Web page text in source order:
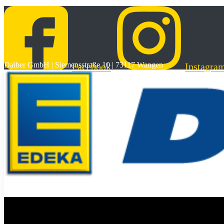
Facebook
Daiber GmbH | Siemensstraße 10 | 73117 Wangen